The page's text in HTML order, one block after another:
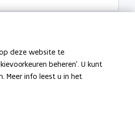
deze website te
beheren'. U kunt
Meer info leest u in het